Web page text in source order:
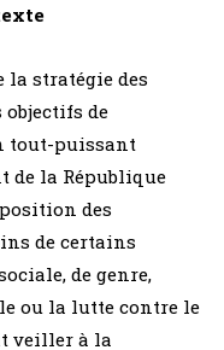
la stratégie des
de
tout-puissant
de la République
des
de certains
de genre,
ou la lutte contre le
veiller à la